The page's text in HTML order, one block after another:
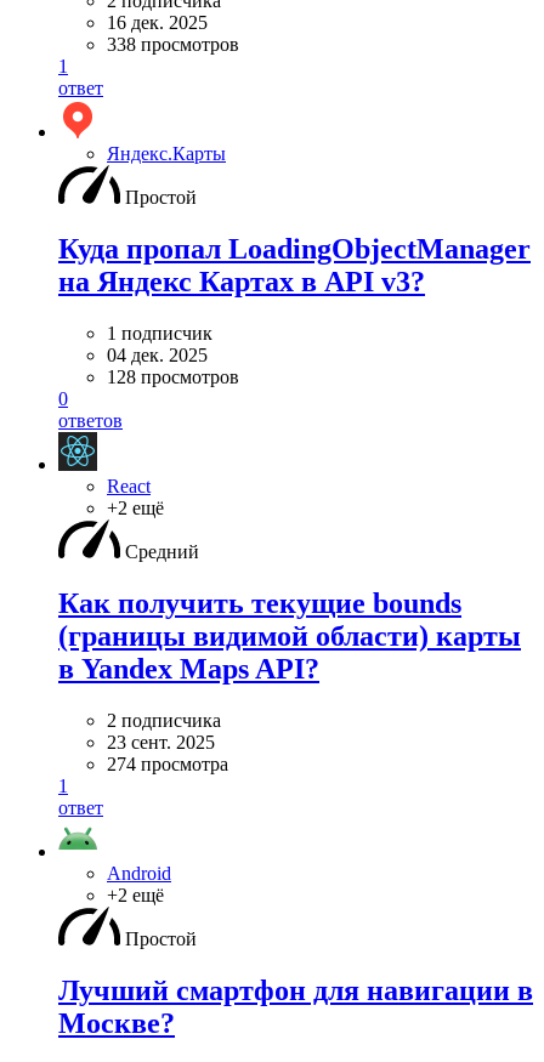
16 дек. 2025
338 просмотров
1
ответ
Яндекс.Карты
Простой
Куда пропал LoadingObjectManager
на Яндекс Картах в API v3?
1 подписчик
04 дек. 2025
128 просмотров
0
ответов
React
+2 ещё
Средний
Как получить текущие bounds
(границы видимой области) карты
в Yandex Maps API?
2 подписчика
23 сент. 2025
274 просмотра
1
ответ
Android
+2 ещё
Простой
Лучший смартфон для навигации в
Москве?